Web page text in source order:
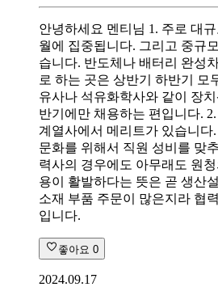
안녕하세요 멘티님 1. 주로 대
월에 집중됩니다. 그리고 중규
습니다. 반도체나 배터리 완성
로 하는 곳은 상반기 하반기 모
유사나 석유화학사와 같이 장
반기에만 채용하는 편입니다.
계열사에서 메리트가 있습니다
문화를 위해서 직원 성비를 맞
력사의 경우에도 아무래도 원
용이 활발하다는 뜻은 곧 생산
소재 부품 주문이 많은지라 협
입니다.
좋아요 0
2024.09.17